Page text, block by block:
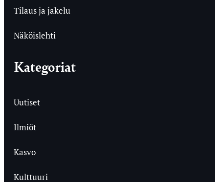
Tilaus ja jakelu
Näköislehti
Kategoriat
Uutiset
Ilmiöt
Kasvo
Kulttuuri